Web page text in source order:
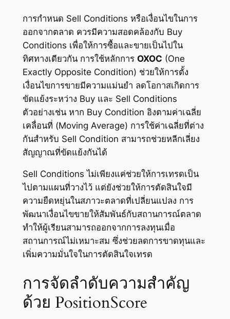
การกำหนด Sell Conditions หรือเงื่อนไขในการ
ออกจากตลาด ควรมีความสอดคล้องกับ Buy
Conditions เพื่อให้การซื้อและขายเป็นไปใน
ทิศทางเดียวกัน การใช้หลักการ OXOC (One
Exactly Opposite Condition) ช่วยให้การตั้ง
เงื่อนไขการขายมีความแม่นยำ ลดโอกาสเกิดการ
ขัดแย้งระหว่าง Buy และ Sell Conditions
ตัวอย่างเช่น หาก Buy Condition อิงตามค่าเฉลี่ย
เคลื่อนที่ (Moving Average) การใช้ค่าเฉลี่ยที่ต่าง
กันสำหรับ Sell Condition สามารถช่วยหลีกเลี่ยง
สัญญาณที่ขัดแย้งกันได้
Sell Conditions ไม่เพียงแค่ช่วยให้การเทรดเป็น
ไปตามแผนที่วางไว้ แต่ยังช่วยให้การตัดสินใจมี
ความยืดหยุ่นในสภาวะตลาดที่เปลี่ยนแปลง การ
พัฒนาเงื่อนไขขายให้สัมพันธ์กับสถานการณ์ตลาด
ทำให้ผู้เรียนสามารถออกจากการลงทุนเมื่อ
สถานการณ์ไม่เหมาะสม ซึ่งช่วยลดการขาดทุนและ
เพิ่มความมั่นใจในการตัดสินใจเทรด
การจัดลำดับความสำคัญ
ด้วย PositionScore